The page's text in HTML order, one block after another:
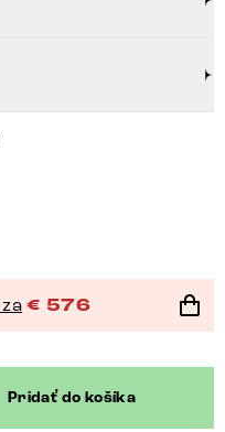
za € 576
Pridať do košíka